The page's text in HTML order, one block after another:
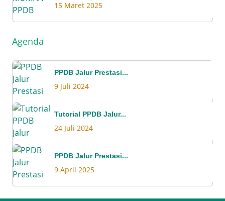
15 Maret 2025
Agenda
PPDB Jalur Prestasi...
9 Juli 2024
Tutorial PPDB Jalur...
24 Juli 2024
PPDB Jalur Prestasi...
9 April 2025